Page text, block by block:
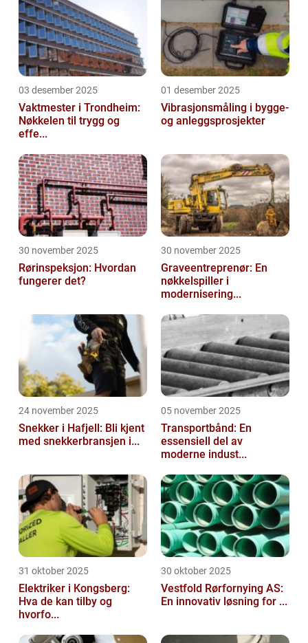
03 desember 2025
Vaktmester i Trondheim:
Nøkkelen til trygg og
effe...
01 desember 2025
Vibrasjonsmåling i bygge-
og anleggsprosjekter
30 november 2025
Rørinspeksjon: Hvordan
fungerer det?
30 november 2025
Graveentreprenør: En
nøkkelspiller i
modernisering...
24 november 2025
Snekker i Hafjell: Bli kjent
med snekkerbransjen i...
05 november 2025
Transportbånd: En
essensiell del av
moderne indust...
31 oktober 2025
Elektriker i Kongsberg:
Hva de kan tilby og
hvorfo...
30 oktober 2025
Vestfold Rørfornying AS:
En innovativ løsning for ...